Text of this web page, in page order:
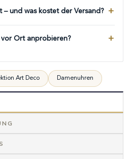
– und was kostet der Versand?
vor Ort anprobieren?
Art Deco Damenuhren